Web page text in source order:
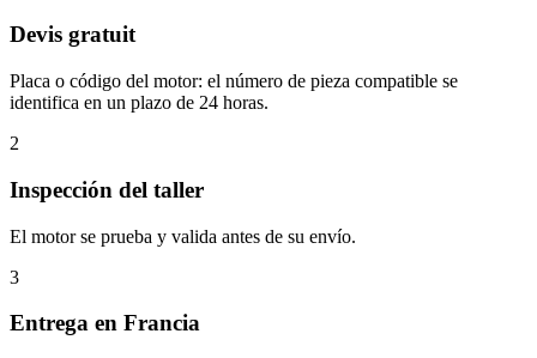
Devis gratuit
Placa o código del motor: el número de pieza compatible se
identifica en un plazo de 24 horas.
2
Inspección del taller
El motor se prueba y valida antes de su envío.
3
Entrega en Francia